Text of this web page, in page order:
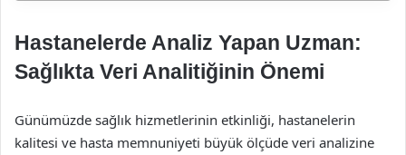
Hastanelerde Analiz Yapan Uzman:
Sağlıkta Veri Analitiğinin Önemi
Günümüzde sağlık hizmetlerinin etkinliği, hastanelerin
kalitesi ve hasta memnuniyeti büyük ölçüde veri analizine